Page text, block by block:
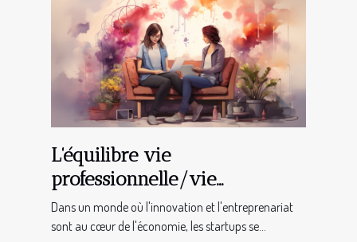
L'équilibre vie
professionnelle/vie
personnelle dans le monde
des startups
Dans un monde où l'innovation et l'entreprenariat
sont au cœur de l'économie, les startups se...